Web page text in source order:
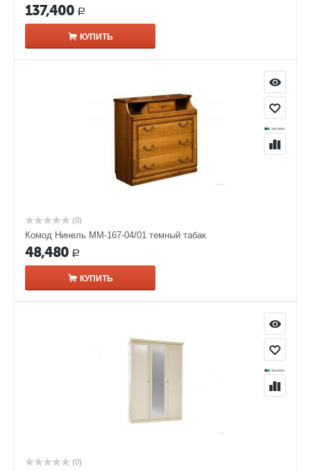
137,400 Р
КУПИТЬ
(0)
Комод Нинель ММ-167-04/01 темный табак
48,480 Р
КУПИТЬ
(0)